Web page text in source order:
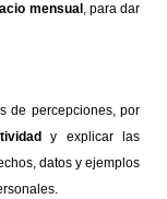
mensual , para dar
de percepciones, por
y explicar las
datos y ejemplos